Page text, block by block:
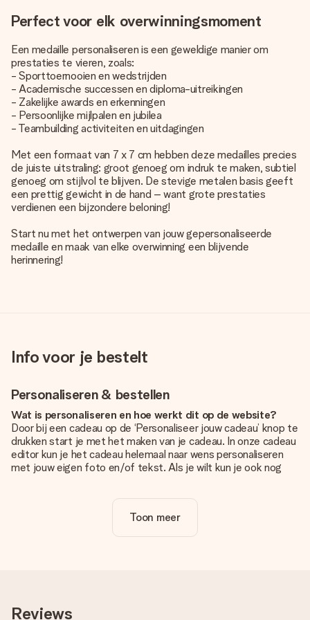
Perfect voor elk overwinningsmoment
Een medaille personaliseren is een geweldige manier om
prestaties te vieren, zoals:
- Sporttoernooien en wedstrijden
- Academische successen en diploma-uitreikingen
- Zakelijke awards en erkenningen
- Persoonlijke mijlpalen en jubilea
- Teambuilding activiteiten en uitdagingen
Met een formaat van 7 x 7 cm hebben deze medailles precies
de juiste uitstraling: groot genoeg om indruk te maken, subtiel
genoeg om stijlvol te blijven. De stevige metalen basis geeft
een prettig gewicht in de hand – want grote prestaties
verdienen een bijzondere beloning!
Start nu met het ontwerpen van jouw gepersonaliseerde
medaille en maak van elke overwinning een blijvende
herinnering!
Info voor je bestelt
Personaliseren & bestellen
Wat is personaliseren en hoe werkt dit op de website?
Door bij een cadeau op de ‘Personaliseer jouw cadeau’ knop te
drukken start je met het maken van je cadeau. In onze cadeau
editor kun je het cadeau helemaal naar wens personaliseren
met jouw eigen foto en/of tekst. Als je wilt kun je ook nog
Is personalisatie in de prijs inbegrepen?
De prijs die op de website wordt getoond is inclusief de
te gebruiken. Als je niet zeker bent over de kwaliteit van je
Toon meer
Reviews